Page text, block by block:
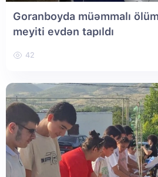
Goranboyda müəmmalı
meyiti evdən tapıldı
42